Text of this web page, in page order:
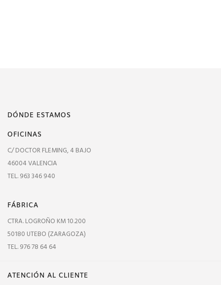
DÓNDE ESTAMOS
OFICINAS
C/ DOCTOR FLEMING, 4 BAJO
46004 VALENCIA
TEL. 963 346 940
FÁBRICA
CTRA. LOGROÑO KM 10.200
50180 UTEBO (ZARAGOZA)
TEL. 976 78 64 64
ATENCIÓN AL CLIENTE